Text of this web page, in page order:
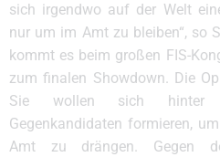
sich irgendwo auf der Welt
nur um im Amt zu bleiben“, so
kommt es beim großen FIS-
zum finalen Showdown. Die
Sie wollen sich hinter
Gegenkandidaten formieren,
Amt zu drängen. Gegen